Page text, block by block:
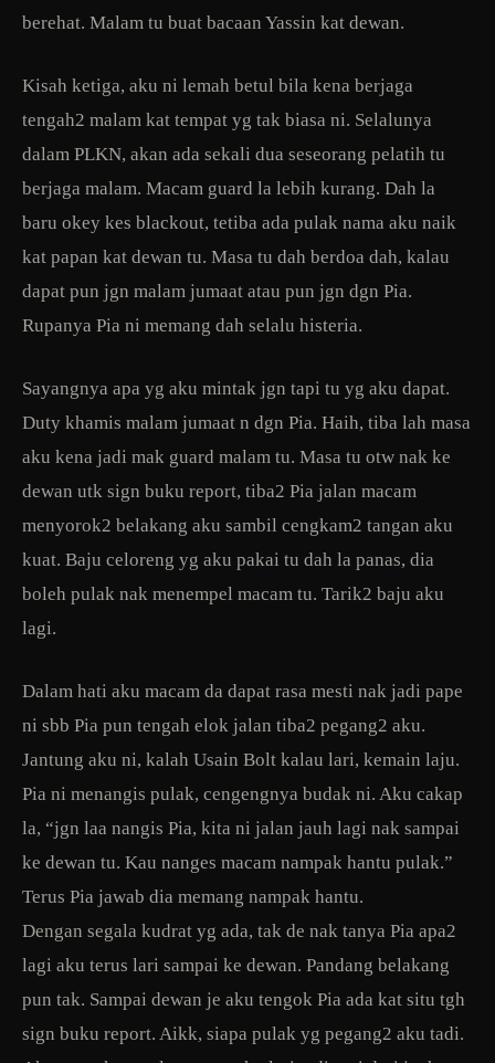
berehat. Malam tu buat bacaan Yassin kat dewan.
Kisah ketiga, aku ni lemah betul bila kena berjaga
tengah2 malam kat tempat yg tak biasa ni. Selalunya
dalam PLKN, akan ada sekali dua seseorang pelatih tu
berjaga malam. Macam guard la lebih kurang. Dah la
baru okey kes blackout, tetiba ada pulak nama aku naik
kat papan kat dewan tu. Masa tu dah berdoa dah, kalau
dapat pun jgn malam jumaat atau pun jgn dgn Pia.
Rupanya Pia ni memang dah selalu histeria.
Sayangnya apa yg aku mintak jgn tapi tu yg aku dapat.
Duty khamis malam jumaat n dgn Pia. Haih, tiba lah masa
aku kena jadi mak guard malam tu. Masa tu otw nak ke
dewan utk sign buku report, tiba2 Pia jalan macam
menyorok2 belakang aku sambil cengkam2 tangan aku
kuat. Baju celoreng yg aku pakai tu dah la panas, dia
boleh pulak nak menempel macam tu. Tarik2 baju aku
lagi.
Dalam hati aku macam da dapat rasa mesti nak jadi pape
ni sbb Pia pun tengah elok jalan tiba2 pegang2 aku.
Jantung aku ni, kalah Usain Bolt kalau lari, kemain laju.
Pia ni menangis pulak, cengengnya budak ni. Aku cakap
la, “jgn laa nangis Pia, kita ni jalan jauh lagi nak sampai
ke dewan tu. Kau nanges macam nampak hantu pulak.”
Terus Pia jawab dia memang nampak hantu.
Dengan segala kudrat yg ada, tak de nak tanya Pia apa2
lagi aku terus lari sampai ke dewan. Pandang belakang
pun tak. Sampai dewan je aku tengok Pia ada kat situ tgh
sign buku report. Aikk, siapa pulak yg pegang2 aku tadi.